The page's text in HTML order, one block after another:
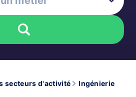
secteurs d'activité Ingénierie